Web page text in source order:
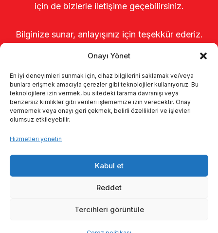
Onayı Yönet
En iyi deneyimleri sunmak için, cihaz bilgilerini saklamak ve/veya
bunlara erişmek amacıyla çerezler gibi teknolojiler kullanıyoruz. Bu
teknolojilere izin vermek, bu sitedeki tarama davranışı veya
benzersiz kimlikler gibi verileri işlememize izin verecektir. Onay
vermemek veya onayı geri çekmek, belirli özellikleri ve işlevleri
olumsuz etkileyebilir.
Hizmetleri yönetin
Kabul et
Reddet
Tercihleri görüntüle
için de bizlerle iletişime geçebilirsiniz.
Bilginize sunar, anlayışınız için teşekkür ederiz.
Kalite politikamız
© 2026 Enka Tarım